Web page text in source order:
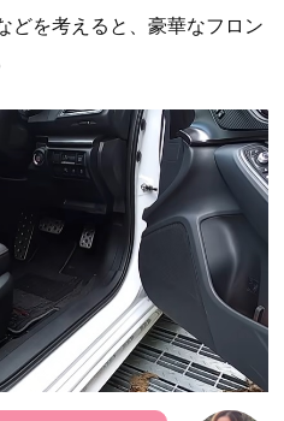
どを考えると、豪華なフロン